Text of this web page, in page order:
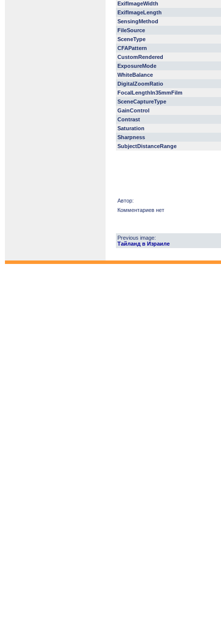
ExifImageWidth
ExifImageLength
SensingMethod
FileSource
SceneType
CFAPattern
CustomRendered
ExposureMode
WhiteBalance
DigitalZoomRatio
FocalLengthIn35mmFilm
SceneCaptureType
GainControl
Contrast
Saturation
Sharpness
SubjectDistanceRange
Автор:
Комментариев нет
Previous image:
Тайланд в Израиле